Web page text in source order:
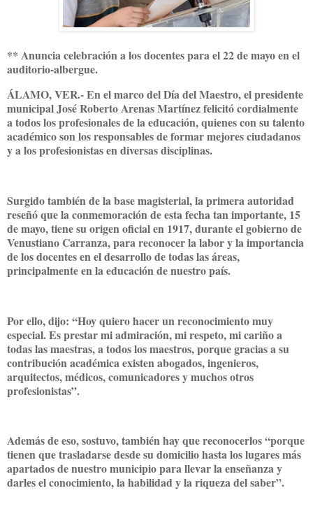
** Anuncia celebración a los docentes para el 22 de mayo en el
auditorio-albergue.
ÁLAMO, VER.- En el marco del Día del Maestro, el presidente
municipal José Roberto Arenas Martínez felicitó cordialmente
a todos los profesionales de la educación, quienes con su talento
académico son los responsables de formar mejores ciudadanos
y a los profesionistas en diversas disciplinas.
Surgido también de la base magisterial, la primera autoridad
reseñó que la conmemoración de esta fecha tan importante, 15
de mayo, tiene su origen oficial en 1917, durante el gobierno de
Venustiano Carranza, para reconocer la labor y la importancia
de los docentes en el desarrollo de todas las áreas,
principalmente en la educación de nuestro país.
Por ello, dijo: “Hoy quiero hacer un reconocimiento muy
especial. Es prestar mi admiración, mi respeto, mi cariño a
todas las maestras, a todos los maestros, porque gracias a su
contribución académica existen abogados, ingenieros,
arquitectos, médicos, comunicadores y muchos otros
profesionistas”.
Además de eso, sostuvo, también hay que reconocerlos “porque
tienen que trasladarse desde su domicilio hasta los lugares más
apartados de nuestro municipio para llevar la enseñanza y
darles el conocimiento, la habilidad y la riqueza del saber”.